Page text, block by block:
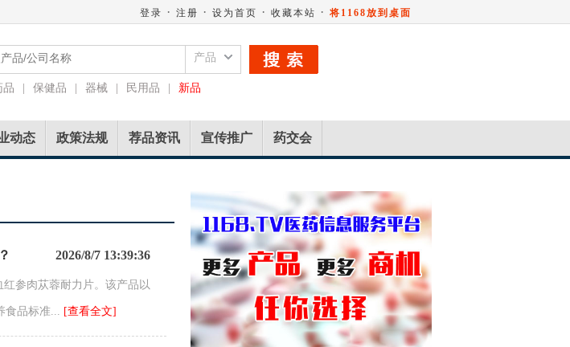
登录 · 注册 · 设为首页 · 收藏本站 · 将1168放到桌面
产品
品 保健品 器械 民用品 新品
动态 政策法规 荐品资讯 宣传推广 药交会
2026/8/7 13:39:36
参肉苁蓉耐力片。该产品以
食品标准... [查看全文]